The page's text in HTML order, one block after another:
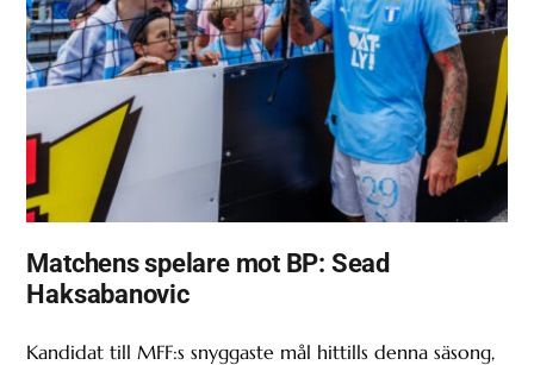
Matchens spelare mot BP: Sead
Haksabanovic
Kandidat till MFF:s snyggaste mål hittills denna säsong,